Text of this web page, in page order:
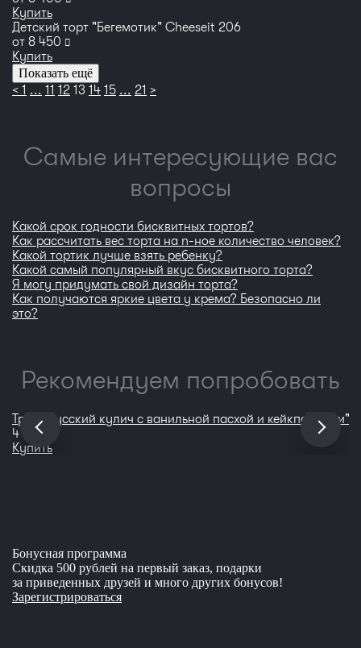
Купить
Детский торт "Бегемотик" Сheeseit 206
от 8 450 руб
Купить
Показать ещё
< 1 ... 11 12 13 14 15 ... 21 >
Самые интересующие вас
вопросы
Какой срок годности бисквитных тортов?
Как рассчитать вес торта на n-ное количество человек?
Какой тортик лучше взять ребенку?
Какой самый популярный вкус бисквитного торта?
Я могу придумать свой дизайн торта?
Как получаются яркие цвета у крема? Безопасно ли
это?
Рекомендуем попробовать
Трио "Русский кулич с ванильной пасхой и кейкпопсами"
4 200
Купить
Бонусная программа
Скидка 500 рублей на первый заказ, подарки
за приведенных друзей и много других бонусов!
Зарегистрироваться